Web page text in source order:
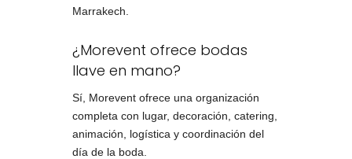
Marrakech.
¿Morevent ofrece bodas
llave en mano?
Sí, Morevent ofrece una organización
completa con lugar, decoración, catering,
animación, logística y coordinación del
día de la boda.